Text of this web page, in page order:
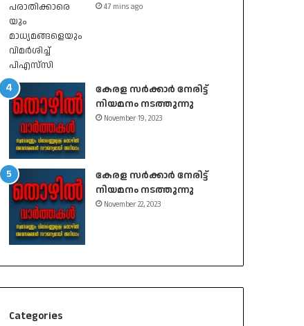
47 mins ago
കേരള സർക്കാർ നേരിട്ട്
നിയമനം നടത്തുന്നു
November 19, 2023
കേരള സർക്കാർ നേരിട്ട്
നിയമനം നടത്തുന്നു
November 22, 2023
Categories